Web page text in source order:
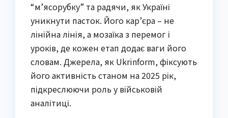
“м’ясорубку” та радячи, як Україні
уникнути пасток. Його кар’єра – не
лінійна лінія, а мозаїка з перемог і
уроків, де кожен етап додає ваги його
словам. Джерела, як Ukrinform, фіксують
його активність станом на 2025 рік,
підкреслюючи роль у військовій
аналітиці.